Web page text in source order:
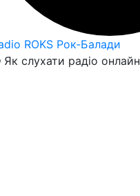
ROKS Рок-Балади
Як слухати радіо онлайн